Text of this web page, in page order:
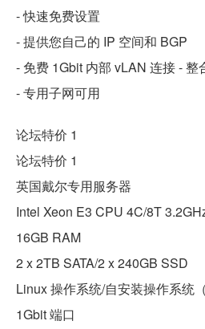
- 快速免费设置
- 提供您自己的 IP 空间和 BGP
- 免费 1Gbit 内部 vLAN 连接 - 整
- 专用子网可用
论坛特价 1
论坛特价 1
英国戴尔专用服务器
Intel Xeon E3 CPU 4C/8T
16GB RAM
2 x 2TB SATA/2 x 240GB SSD
Linux 操作系统/自安装操作系统
1Gbit 端口